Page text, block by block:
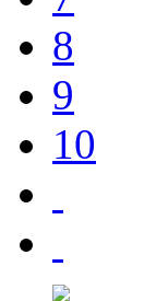
8
9
10